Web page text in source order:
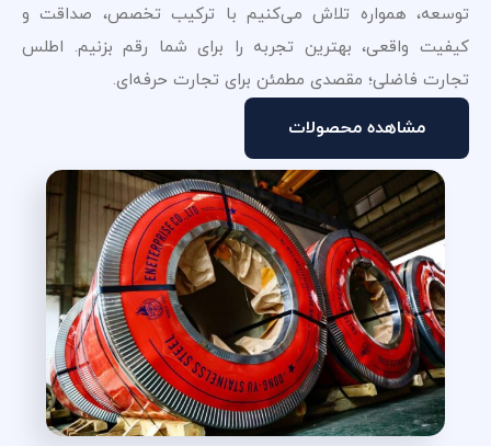
توسعه، همواره تلاش می‌کنیم با ترکیب تخصص، صداقت و
کیفیت واقعی، بهترین تجربه را برای شما رقم بزنیم. اطلس
تجارت فاضلی؛ مقصدی مطمئن برای تجارت حرفه‌ای.
مشاهده محصولات